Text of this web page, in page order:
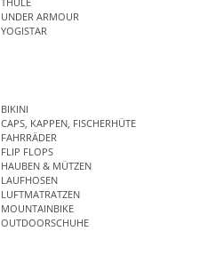
UNDER ARMOUR
YOGISTAR
BIKINI
CAPS, KAPPEN, FISCHERHÜTE
FAHRRÄDER
FLIP FLOPS
HAUBEN & MÜTZEN
LAUFHOSEN
LUFTMATRATZEN
MOUNTAINBIKE
OUTDOORSCHUHE